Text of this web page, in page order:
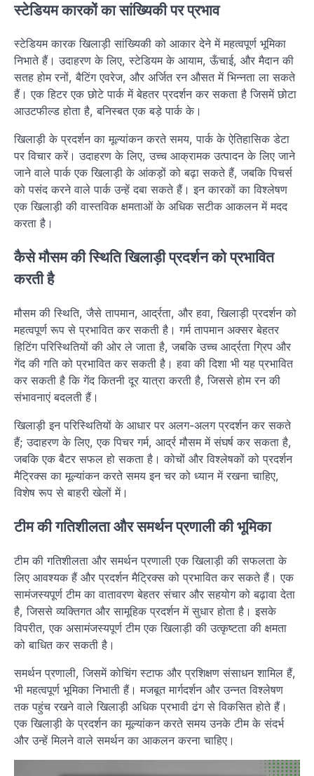
स्टेडियम कारकों का सांख्यिकी पर प्रभाव
स्टेडियम कारक खिलाड़ी सांख्यिकी को आकार देने में महत्वपूर्ण भूमिका
निभाते हैं। उदाहरण के लिए, स्टेडियम के आयाम, ऊँचाई, और मैदान की
सतह होम रनों, बैटिंग एवरेज, और अर्जित रन औसत में भिन्नता ला सकते
हैं। एक हिटर एक छोटे पार्क में बेहतर प्रदर्शन कर सकता है जिसमें छोटा
आउटफील्ड होता है, बनिस्बत एक बड़े पार्क के।
खिलाड़ी के प्रदर्शन का मूल्यांकन करते समय, पार्क के ऐतिहासिक डेटा
पर विचार करें। उदाहरण के लिए, उच्च आक्रामक उत्पादन के लिए जाने
जाने वाले पार्क एक खिलाड़ी के आंकड़ों को बढ़ा सकते हैं, जबकि पिचर्स
को पसंद करने वाले पार्क उन्हें दबा सकते हैं। इन कारकों का विश्लेषण
एक खिलाड़ी की वास्तविक क्षमताओं के अधिक सटीक आकलन में मदद
करता है।
कैसे मौसम की स्थिति खिलाड़ी प्रदर्शन को प्रभावित
करती है
मौसम की स्थिति, जैसे तापमान, आर्द्रता, और हवा, खिलाड़ी प्रदर्शन को
महत्वपूर्ण रूप से प्रभावित कर सकती है। गर्म तापमान अक्सर बेहतर
हिटिंग परिस्थितियों की ओर ले जाता है, जबकि उच्च आर्द्रता ग्रिप और
गेंद की गति को प्रभावित कर सकती है। हवा की दिशा भी यह प्रभावित
कर सकती है कि गेंद कितनी दूर यात्रा करती है, जिससे होम रन की
संभावनाएं बदलती हैं।
खिलाड़ी इन परिस्थितियों के आधार पर अलग-अलग प्रदर्शन कर सकते
हैं; उदाहरण के लिए, एक पिचर गर्म, आर्द्र मौसम में संघर्ष कर सकता है,
जबकि एक बैटर सफल हो सकता है। कोचों और विश्लेषकों को प्रदर्शन
मैट्रिक्स का मूल्यांकन करते समय इन चर को ध्यान में रखना चाहिए,
विशेष रूप से बाहरी खेलों में।
टीम की गतिशीलता और समर्थन प्रणाली की भूमिका
टीम की गतिशीलता और समर्थन प्रणाली एक खिलाड़ी की सफलता के
लिए आवश्यक हैं और प्रदर्शन मैट्रिक्स को प्रभावित कर सकते हैं। एक
सामंजस्यपूर्ण टीम का वातावरण बेहतर संचार और सहयोग को बढ़ावा देता
है, जिससे व्यक्तिगत और सामूहिक प्रदर्शन में सुधार होता है। इसके
विपरीत, एक असामंजस्यपूर्ण टीम एक खिलाड़ी की उत्कृष्टता की क्षमता
को बाधित कर सकती है।
समर्थन प्रणाली, जिसमें कोचिंग स्टाफ और प्रशिक्षण संसाधन शामिल हैं,
भी महत्वपूर्ण भूमिका निभाती हैं। मजबूत मार्गदर्शन और उन्नत विश्लेषण
तक पहुंच रखने वाले खिलाड़ी अधिक प्रभावी ढंग से विकसित होते हैं।
एक खिलाड़ी के प्रदर्शन का मूल्यांकन करते समय उनके टीम के संदर्भ
और उन्हें मिलने वाले समर्थन का आकलन करना चाहिए।